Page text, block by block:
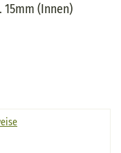
(Innen)